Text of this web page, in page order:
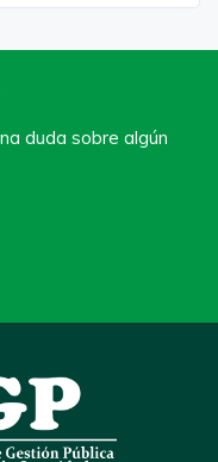
duda sobre algún